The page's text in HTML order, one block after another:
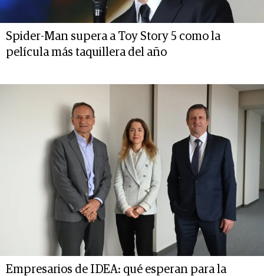
Spider-Man supera a Toy Story 5 como la
película más taquillera del año
Empresarios de IDEA: qué esperan para la